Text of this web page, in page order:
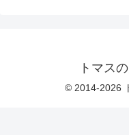
トマス
© 2014-2026